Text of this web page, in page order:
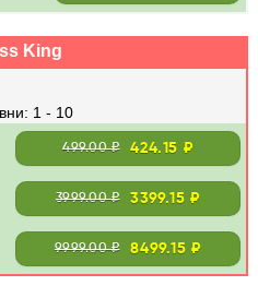
King
1 - 10
499.00 ₽ 424.15 ₽
3999.00 ₽ 3399.15 ₽
9999.00 ₽ 8499.15 ₽